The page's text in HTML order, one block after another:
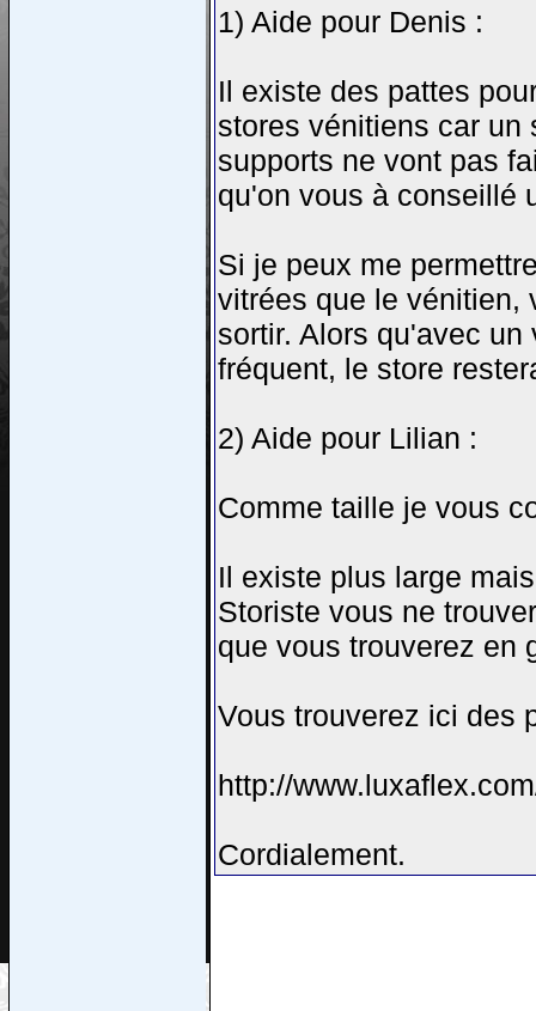
1) Aide pour Denis :
Il existe des pattes
stores vénitiens car un
supports ne vont pas
qu'on vous à conseillé
Si je peux me
vitrées que le vénitien,
sortir. Alors qu'avec
fréquent, le store
2) Aide pour Lilian :
Comme taille je vous
Il existe plus large
Storiste vous ne
que vous trouverez en
Vous trouverez ici des
http://
Cordialement.